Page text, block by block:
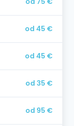
od 45 €
od 45 €
od 35 €
od 95 €